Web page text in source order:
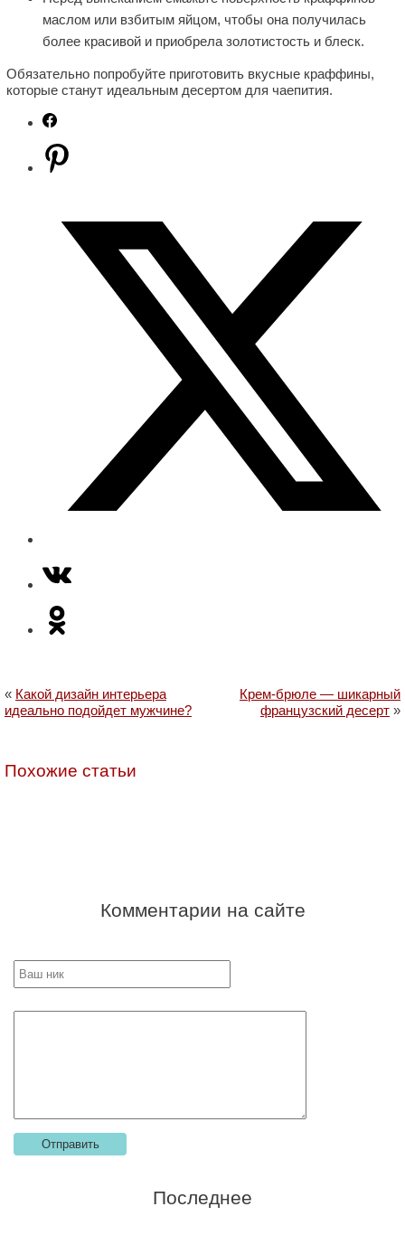
маслом или взбитым яйцом, чтобы она получилась
более красивой и приобрела золотистость и блеск.
Обязательно попробуйте приготовить вкусные краффины,
которые станут идеальным десертом для чаепития.
« Какой дизайн интерьера
идеально подойдет мужчине?
Крем-брюле — шикарный
французский десерт »
Похожие статьи
Комментарии на сайте
Последнее